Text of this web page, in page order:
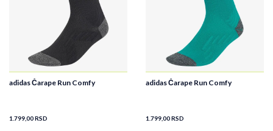
adidas Čarape Run Comfy
1.799,00RSD
adidas Čarape Run Comfy
1.799,00RSD